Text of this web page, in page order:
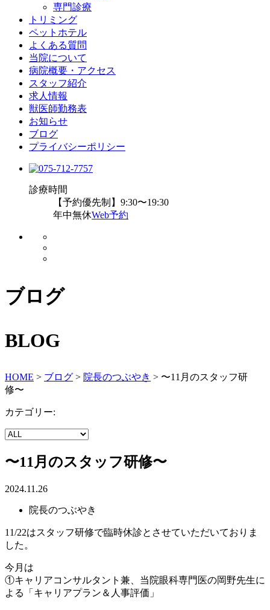
専門診療
トリミング
ペットホテル
よくある質問
当院について
病院概要・アクセス
スタッフ紹介
求人情報
獣医師勤務表
お知らせ
ブログ
プライバシーポリシー
診療時間
【予約優先制】9:30〜19:30
年中無休Web予約
ブログ
BLOG
HOME > ブログ > 院長のつぶやき > 〜11月のスタッフ研
修〜
カテゴリー:
〜11月のスタッフ研修〜
2024.11.26
院長のつぶやき
11/22はスタッフ研修で臨時休診とさせていただいておりま
した。
今月は
①キャリアコンサルタント兼、当院眼科専門医の岡野先生に
よる「キャリアプラン＆人事評価」